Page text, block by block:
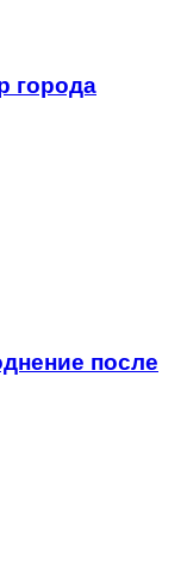
города
после